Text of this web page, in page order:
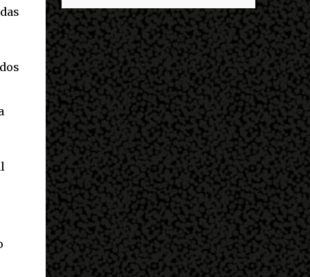
entrar no exército’… Essas coisas me fizeram
entrar no exército. Eu disse; ‘vou mostrar
par...
destaques é seu status de relacionamento
amoroso. Em maio deste ano, Mbappé foi
visto pela primeira vez ao lado de Inès Rau .
A modelo trans, então, passou a ser
apontada como namorada do atleta. No
entanto, os dois nunca confirmaram que a
relação existe. Quem é Inès Rau? Inès Rau é
uma modelo de descendência argelina
nascida em Paris, França. Ela ficou famosa
ao se tornar a primeira playmate trans da
Playboy , em novembro de 2017. Ela realizou
uma cirurgia de redesignação sexual aos 18
anos, mas sua identidade transgênero só se
tornou publica quando ela posou na revista
e lançou sua biografia 'Femme' , publicada
em 2018. "Eu vivi muito tempo sem falar